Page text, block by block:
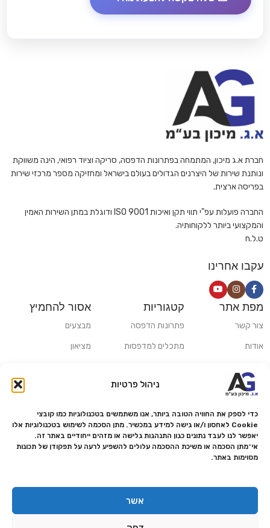
ניהול פרטיות
כדי לספק את החוויה הטובה ביותר, אנו משתמשים בטכנולוגיות כמו קובצי
Cookie לאחסון ו/או גישה למידע במכשיר. מתן הסכמה לשימוש בטכנולוגיות אלו
יאפשר לנו לעבד נתונים כגון התנהגות גלישה או מזהים ייחודיים באתר זה.
אי־מתן הסכמה או משיכת ההסכמה עלולים להשפיע לרעה על תפקודן של תכונות
מסוימות באתר.
אשר
חברת א.ג מיכון, המתמחה בפתרונות הדפסה, סריקה וציוד רפואי, הינה משווקת
ונותנת שירות של היצרנים הגדולים בעולם בישראל ומחזיקה מספר מרכזי שירות
בפריסה ארצית.
החברה פועלות עפ"י תווי תקן ואיכות ISO 9001 ודוגלת במתן השירות האמין
והמקצועי ביותר ללקוחותיה.
ט.ל.ח
עקבו אחרינו
מפת אתר
צור קשר
אודות
משלוחים ואיסוף עצמי
מותגים
מעבדת תיקונים
מדיניות פרטיות
מדיניות החזרות והחזרים
קטגוריות
פתרונות הדפסה
מתכלים למדפסות
פתרונות סריקה
פתרונות למגזר הרפואי
אסור להחמיץ
מבצעים
מציאון